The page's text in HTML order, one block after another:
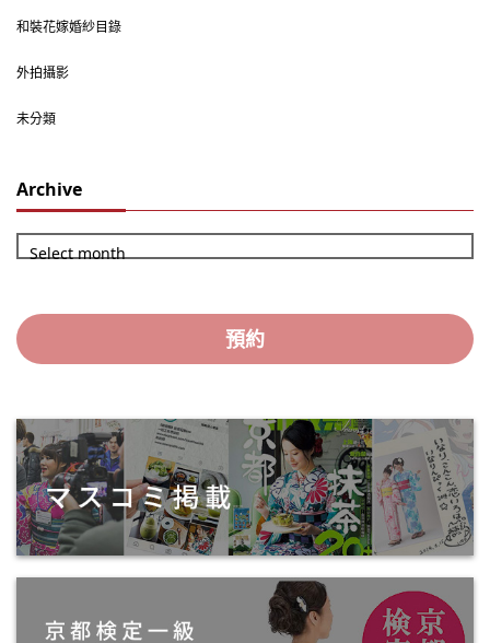
和裝花嫁婚紗目錄
外拍攝影
未分類
Archive
Select month
預約